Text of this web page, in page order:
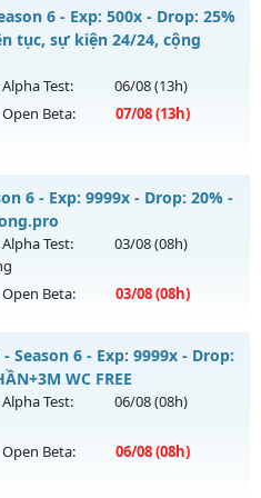
Tất Cả
máy chủHuyền Giớivào 19h
6 - Exp: 500x - Drop: 25%
tục, sự kiện 24/24, cộng
Test: 06/08(13h)
Open Beta: 07/08(13h)
miễn phí, Boss liên tục,
cày quà nạp
máy chủ
Thái Dương Clasic
6 - Exp: 9999x - Drop: 20% -
Test: 03/08(08h)
Open Beta: 03/08(08h)
https://muhoalong.pro
máy chủ
vào 08h ngày
Season 6 - Exp: 9999x - Drop:
WC FREE
Test: 06/08(08h)
Open Beta: 06/08(08h)